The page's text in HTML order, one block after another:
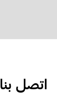
اتصل بنا